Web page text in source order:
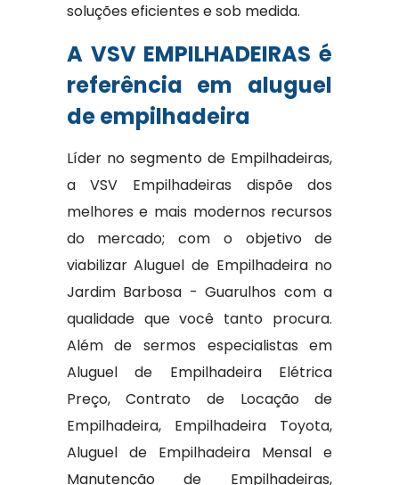
soluções eficientes e sob medida.
A VSV EMPILHADEIRAS é
referência em aluguel
de empilhadeira
Líder no segmento de Empilhadeiras,
a VSV Empilhadeiras dispõe dos
melhores e mais modernos recursos
do mercado; com o objetivo de
viabilizar Aluguel de Empilhadeira no
Jardim Barbosa - Guarulhos com a
qualidade que você tanto procura.
Além de sermos especialistas em
Aluguel de Empilhadeira Elétrica
Preço, Contrato de Locação de
Empilhadeira, Empilhadeira Toyota,
Aluguel de Empilhadeira Mensal e
Manutenção de Empilhadeiras,